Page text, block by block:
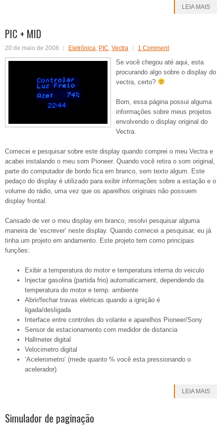
LEIA MAIS
PIC + MID
20 de maio de 2008 Eletrônica, PIC, Vectra 1 Comment
Se você chegou até aqui, esta
procurando algo sobre o display do
vectra, certo?
Bom, essa página possui alguma
informações sobre meus projetos
envolvendo o display original do
Vectra.
Comecei e pesquisar sobre este display quando comprei o meu Vectra e
acabei instalando o meu som Pioneer. Quando você retira o som original,
parte do computador de bordo fica em branco, sem texto algum. Este
pedaço do display é utilizado para exibir informações sobre a estação e o
volume do rádio, uma vez que os aparelhos originais não possuem
display frontal.
Cansado de ver o meu display em branco, resolvi pesquisar alguma
maneira de ‘escrever’ neste display. Quando comecei a pesquisar, eu já
tinha um projeto em andamento. Este projeto tem como principais
funções:
Exibir a temperatura do motor e temperatura interna do veiculo
Injectar gasolina (partida frio) automaticament, dependendo da
temperatura do motor e temp. ambiente
Abrir/fechar travas eletricas quando a ignição é
ligada/desligada
Interface entre controles do volante e aparelhos Pioneer/Sony
Sensor de estacionamento com medidor de distancia
Hallmeter digital
Velocimetro digital
‘Acelerometro’ (mede quanto % você esta pressionando o
acelerador)
LEIA MAIS
Simulador de paginação